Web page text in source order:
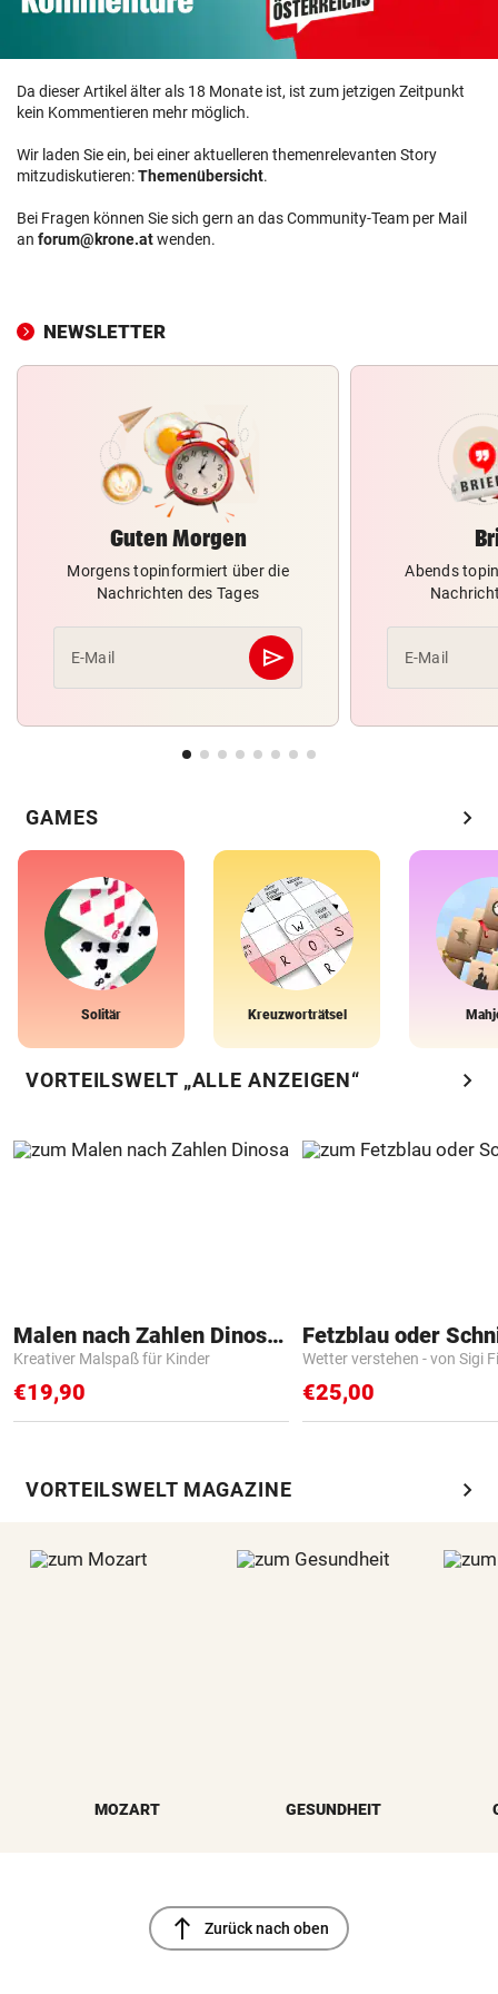
Da dieser Artikel älter als 18 Monate ist, ist zum jetzigen Zeitpunkt
kein Kommentieren mehr möglich.
Wir laden Sie ein, bei einer aktuelleren themenrelevanten Story
mitzudiskutieren:Themenübersicht.
Bei Fragen können Sie sich gern an das Community-Team per Mail
an forum@krone.atwenden.
NEWSLETTER
Guten Morgen
Morgens topinformiert über die
Nachrichten des Tages
E-Mail send
Abschicken
Abends
E-Mail
GAMES chevron_right
Solitär Kreuzworträtsel
VORTEILSWELT „ALLE ANZEIGEN“ chevron_right
Malen nach Zahlen Dinosaurier
Kreativer Malspaß für Kinder
€19,90
Fetzblau oder
Wetter verstehen - von Sigi
€25,00
VORTEILSWELT MAGAZINE chevron_right
MOZART GESUNDHEIT
north Zurück nach oben